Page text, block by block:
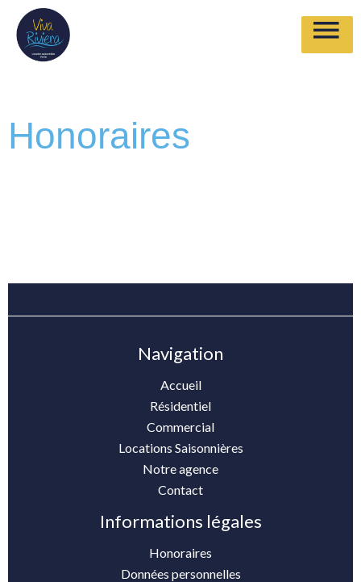
Honoraires
Navigation
Accueil
Résidentiel
Commercial
Locations Saisonnières
Notre agence
Contact
Informations légales
Honoraires
Données personnelles